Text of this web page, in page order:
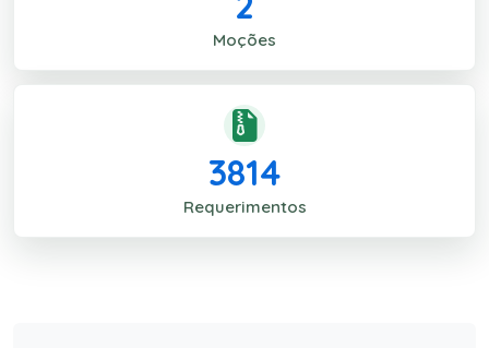
Moções
3814
Requerimentos